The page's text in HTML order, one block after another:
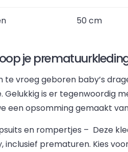
50 cm
je
te vroeg geboren baby’s
Gelukkig is er tegenwoordig
een opsomming gemaakt
en rompertjes – Deze
inclusief prematuren. Kies